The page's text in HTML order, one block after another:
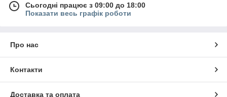
Сьогодні працює з 09:00 до 18:00
Показати весь графік роботи
Про нас
Контакти
Доставка та оплата